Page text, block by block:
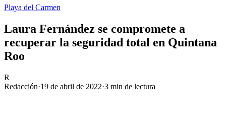
Playa del Carmen
Laura Fernández se compromete a
recuperar la seguridad total en Quintana
Roo
R
Redacción·19 de abril de 2022·3 min de lectura